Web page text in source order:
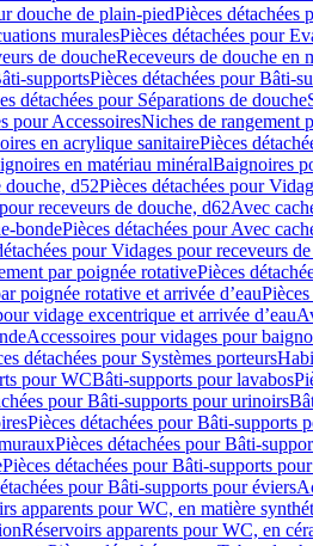
douche de plain-piedPièces détachées
muralesPièces détachées pour
de doucheReceveurs de douche en
supportsPièces détachées pour Bâti-
détachées pour Séparations de douche
pour AccessoiresNiches de rangement
en acrylique sanitairePièces
en matériau minéralBaignoires
douche, d52Pièces détachées pour
receveurs de douche, d62Avec
bondePièces détachées pour Avec
pour Vidages pour receveurs
par poignée rotativePièces
poignée rotative et arrivée d’eau
vidage excentrique et arrivée d’eau
Accessoires pour vidages pour
détachées pour Systèmes porteurs
pour WCBâti-supports pour lavabos
pour Bâti-supports pour urinoirs
Pièces détachées pour Bâti-supports
Pièces détachées pour Bâti-
Pièces détachées pour Bâti-supports
pour Bâti-supports pour éviers
apparents pour WC, en matière
Réservoirs apparents pour WC, en